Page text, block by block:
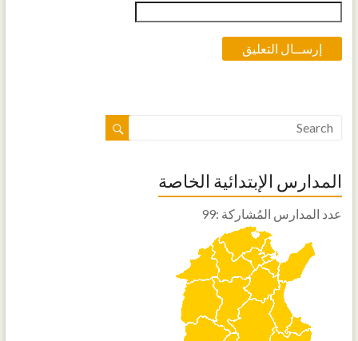
المدارس الإبتدائية الخاصة
عدد المدارس المُشاركة :99